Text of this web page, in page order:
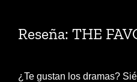
Larger
Reseña: THE
¿Te gustan los dramas?